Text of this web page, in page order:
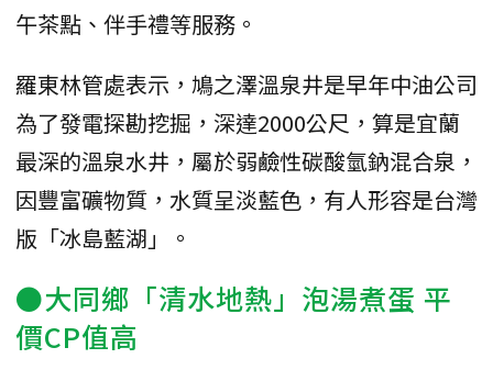
午茶點、伴手禮等服務。
羅東林管處表示，鳩之澤溫泉井是早年中油公司
為了發電探勘挖掘，深達2000公尺，算是宜蘭
最深的溫泉水井，屬於弱鹼性碳酸氫鈉混合泉，
因豐富礦物質，水質呈淡藍色，有人形容是台灣
版「冰島藍湖」。
●大同鄉「清水地熱」泡湯煮蛋 平
價CP值高